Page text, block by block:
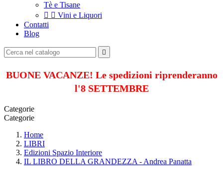
Tè e Tisane
  Vini e Liquori
Contatti
Blog

BUONE VACANZE! Le spedizioni riprenderanno
l'8 SETTEMBRE
Categorie
Categorie
Home
LIBRI
Edizioni Spazio Interiore
IL LIBRO DELLA GRANDEZZA - Andrea Panatta